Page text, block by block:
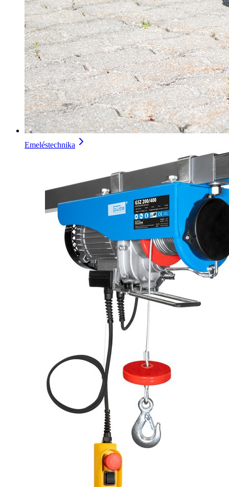
Emeléstechnika